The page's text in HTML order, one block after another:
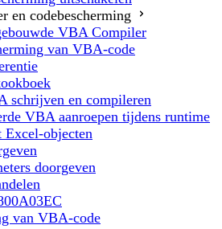
en codebescherming
VBA Compiler
van VBA-code
schrijven en compileren
VBA aanroepen tijdens runtime
Excel-objecten
doorgeven
van VBA-code